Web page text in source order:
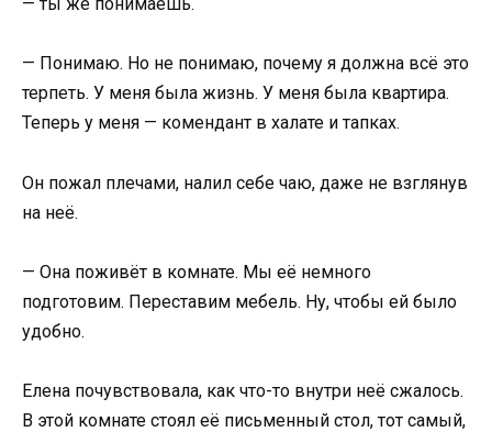
— Понимаю. Но не понимаю, почему я должна всё это
терпеть. У меня была жизнь. У меня была квартира.
Теперь у меня — комендант в халате и тапках.
Он пожал плечами, налил себе чаю, даже не взглянув
на неё.
— Она поживёт в комнате. Мы её немного
подготовим. Переставим мебель. Ну, чтобы ей было
удобно.
Елена почувствовала, как что-то внутри неё сжалось.
В этой комнате стоял её письменный стол, тот самый,